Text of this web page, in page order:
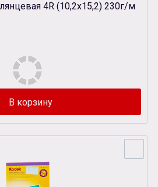
4R (10,2х15,2) 230г/м